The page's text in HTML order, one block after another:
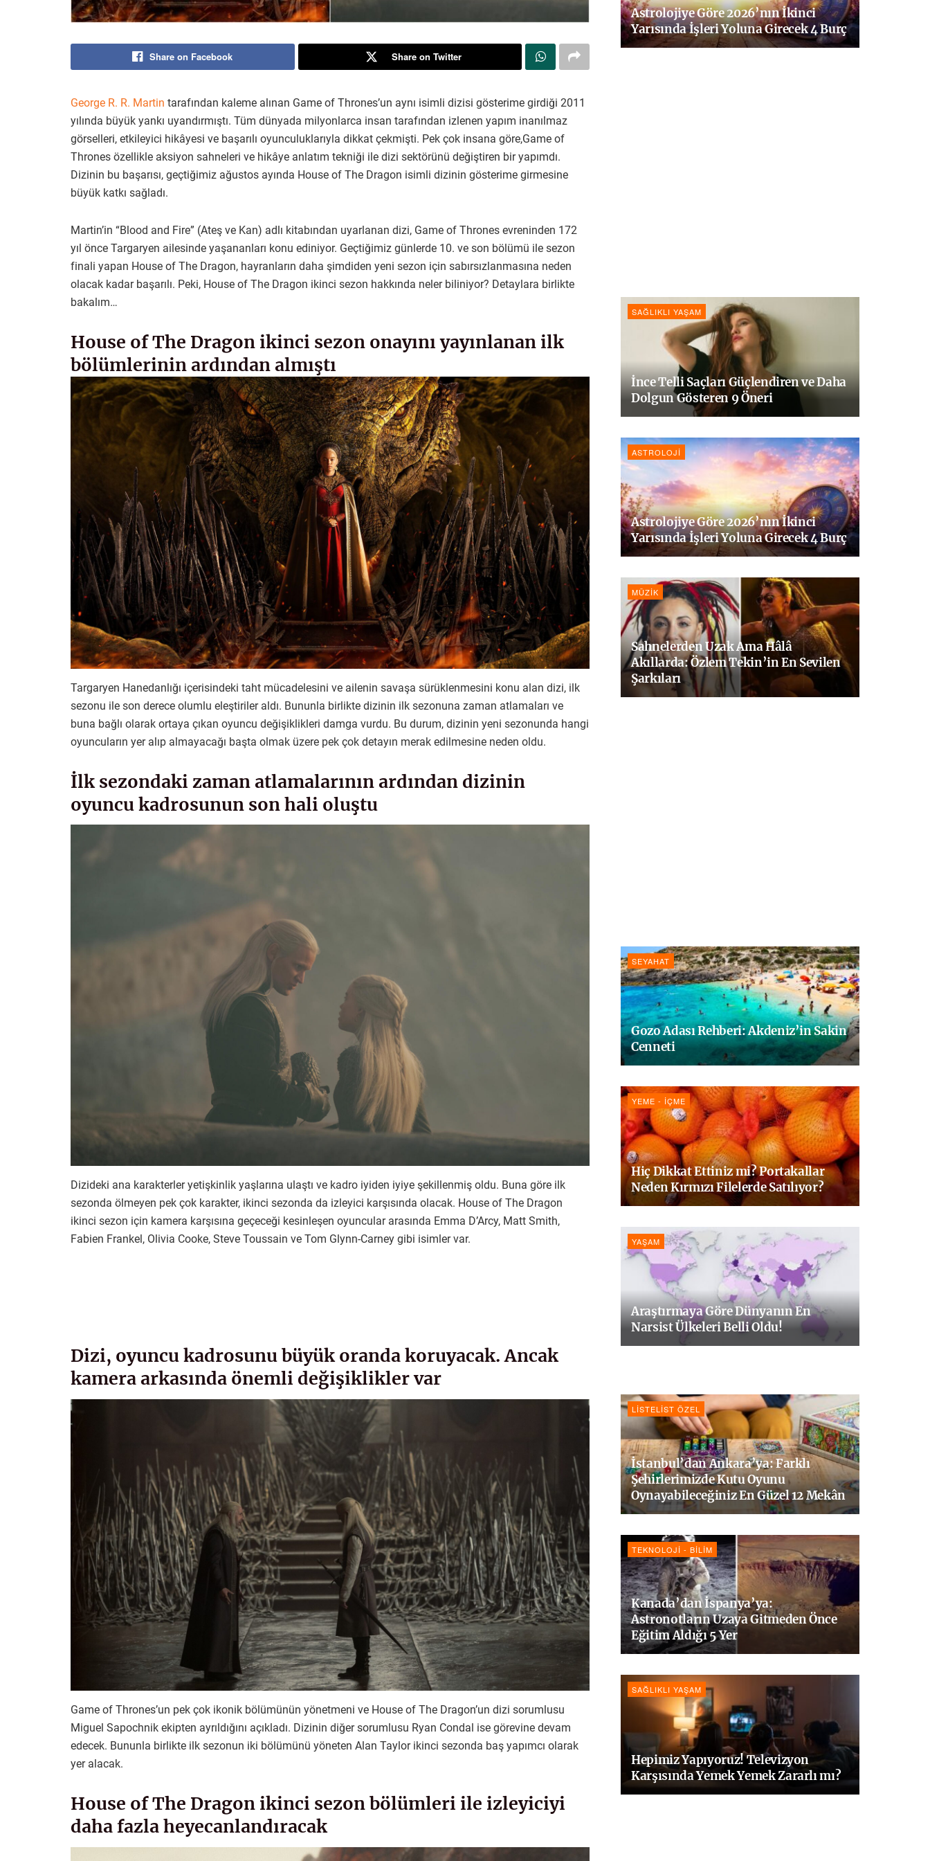
Share on Facebook Share on Twitter
George R. R. Martin tarafından kaleme alınan Game of Thrones’un aynı isimli dizisi gösterime girdiği 2011
yılında büyük yankı uyandırmıştı. Tüm dünyada milyonlarca insan tarafından izlenen yapım inanılmaz
görselleri, etkileyici hikâyesi ve başarılı oyunculuklarıyla dikkat çekmişti. Pek çok insana göre,Game of
Thrones özellikle aksiyon sahneleri ve hikâye anlatım tekniği ile dizi sektörünü değiştiren bir yapımdı.
Dizinin bu başarısı, geçtiğimiz ağustos ayında House of The Dragon isimli dizinin gösterime girmesine
büyük katkı sağladı.
Martin’in “Blood and Fire” (Ateş ve Kan) adlı kitabından uyarlanan dizi, Game of Thrones evreninden 172
yıl önce Targaryen ailesinde yaşananları konu ediniyor. Geçtiğimiz günlerde 10. ve son bölümü ile sezon
finali yapan House of The Dragon, hayranların daha şimdiden yeni sezon için sabırsızlanmasına neden
olacak kadar başarılı. Peki, House of The Dragon ikinci sezon hakkında neler biliniyor? Detaylara birlikte
bakalım…
House of The Dragon ikinci sezon onayını yayınlanan ilk
bölümlerinin ardından almıştı
Targaryen Hanedanlığı içerisindeki taht mücadelesini ve ailenin savaşa sürüklenmesini konu alan dizi, ilk
sezonu ile son derece olumlu eleştiriler aldı. Bununla birlikte dizinin ilk sezonuna zaman atlamaları ve
buna bağlı olarak ortaya çıkan oyuncu değişiklikleri damga vurdu. Bu durum, dizinin yeni sezonunda hangi
oyuncuların yer alıp almayacağı başta olmak üzere pek çok detayın merak edilmesine neden oldu.
İlk sezondaki zaman atlamalarının ardından dizinin
oyuncu kadrosunun son hali oluştu
Dizideki ana karakterler yetişkinlik yaşlarına ulaştı ve kadro iyiden iyiye şekillenmiş oldu. Buna göre ilk
sezonda ölmeyen pek çok karakter, ikinci sezonda da izleyici karşısında olacak. House of The Dragon
ikinci sezon için kamera karşısına geçeceği kesinleşen oyuncular arasında Emma D’Arcy, Matt Smith,
Fabien Frankel, Olivia Cooke, Steve Toussain ve Tom Glynn-Carney gibi isimler var.
Dizi, oyuncu kadrosunu büyük oranda koruyacak. Ancak
kamera arkasında önemli değişiklikler var
Game of Thrones’un pek çok ikonik bölümünün yönetmeni ve House of The Dragon’un dizi sorumlusu
Miguel Sapochnik ekipten ayrıldığını açıkladı. Dizinin diğer sorumlusu Ryan Condal ise görevine devam
edecek. Bununla birlikte ilk sezonun iki bölümünü yöneten Alan Taylor ikinci sezonda baş yapımcı olarak
yer alacak.
House of The Dragon ikinci sezon bölümleri ile izleyiciyi
daha fazla heyecanlandıracak
Astrolojiye Göre 2026’nın İkinci
Yarısında İşleri Yoluna Girecek 4 Burç
SAĞLIKLI YAŞAM
İnce Telli Saçları Güçlendiren ve Daha
Dolgun Gösteren 9 Öneri
ASTROLOJI
Astrolojiye Göre 2026’nın İkinci
Yarısında İşleri Yoluna Girecek 4 Burç
MÜZIK
Sahnelerden Uzak Ama Hâlâ
Akıllarda: Özlem Tekin’in En Sevilen
Şarkıları
SEYAHAT
Gozo Adası Rehberi: Akdeniz’in Sakin
Cenneti
YEME - İÇME
Hiç Dikkat Ettiniz mi? Portakallar
Neden Kırmızı Filelerde Satılıyor?
YAŞAM
Araştırmaya Göre Dünyanın En
Narsist Ülkeleri Belli Oldu!
LISTELIST ÖZEL
İstanbul’dan Ankara’ya: Farklı
Şehirlerimizde Kutu Oyunu
Oynayabileceğiniz En Güzel 12 Mekân
TEKNOLOJI - BILIM
Kanada’dan İspanya’ya:
Astronotların Uzaya Gitmeden Önce
Eğitim Aldığı 5 Yer
SAĞLIKLI YAŞAM
Hepimiz Yapıyoruz! Televizyon
Karşısında Yemek Yemek Zararlı mı?